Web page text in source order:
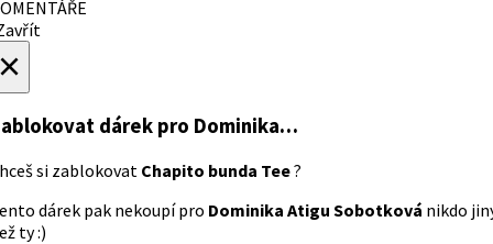
dárek pro Dominika…
si zablokovat Chapito bunda Tee?
dárek pak nekoupí pro Dominika Atigu Sobotková nikdo
ty :)